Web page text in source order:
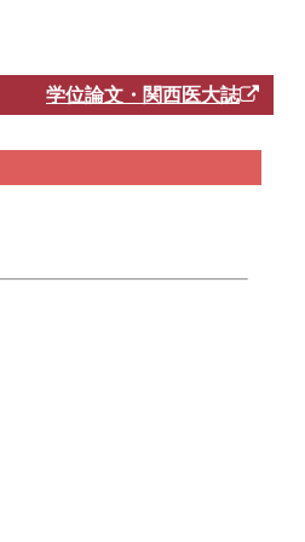
学位論文・関西医大誌